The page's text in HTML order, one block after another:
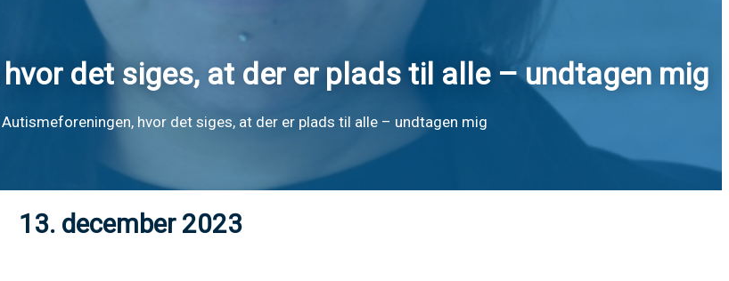
det siges, at der er plads til alle – undtagen mig
hvor det siges, at der er plads til alle – undtagen mig
13. december 2023